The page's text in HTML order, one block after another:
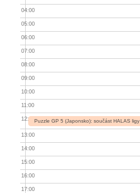
04:00
05:00
06:00
07:00
08:00
09:00
10:00
11:00
12:00Puzzle GP 5 (Japonsko): součást HALAS ligy
13:00
14:00
15:00
16:00
17:00